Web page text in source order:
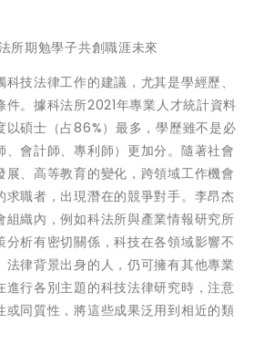
所期勉學子共創職涯未來
技法律工作的建議，尤其是學經歷、
。據科法所2021年專業人才統計資料
以碩士（占86%）最多，學歷雖不是必
、會計師、專利師）更加分。隨著社會
展、高等教育的變化，跨領域工作機會
求職者，出現潛在的競爭對手。李昂杰
組織內，例如科法所與產業情報研究所
分析有密切關係，科技在各領域影響不
法律背景出身的人，仍可擁有其他專業
進行各別主題的科技法律研究時，注意
或同質性，將這些成果泛用到相近的類